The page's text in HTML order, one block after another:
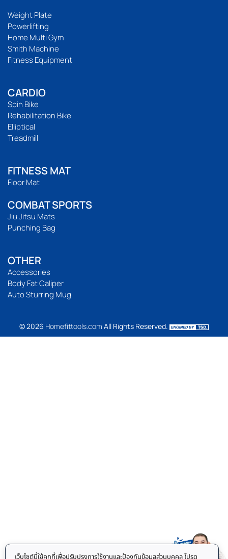
Weight Plate
Powerlifting
Home Multi Gym
Smith Machine
Fitness Equipment
CARDIO
Spin Bike
Rehabilitation Bike
Elliptical
Treadmill
FITNESS MAT
Floor Mat
COMBAT SPORTS
Jiu Jitsu Mats
Punching Bag
OTHER
Accessories
Body Fat Caliper
Auto Sturring Mug
© 2026 Homefittools.com All Rights Reserved.
เว็บไซต์นี้ใช้คุกกี้เพื่อปรับปรุงการใช้งานและป้องกันข้อมูลส่วนบุคคล โปรด